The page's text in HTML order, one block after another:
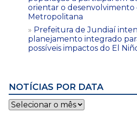
orientar o desenvolvimento
Metropolitana
Prefeitura de Jundiaí
planejamento integrado
possíveis impactos do El
NOTÍCIAS POR DATA
Notícias
por